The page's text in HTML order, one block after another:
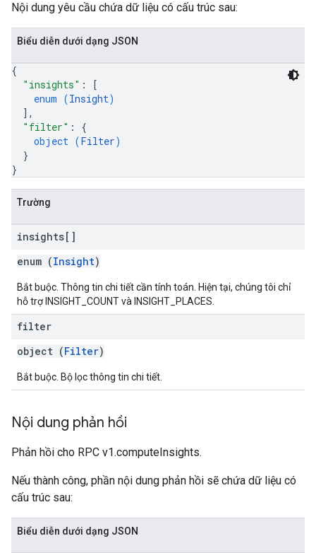
Nội dung yêu cầu chứa dữ liệu có cấu trúc sau:
Biểu diễn dưới dạng JSON
{
"insights" :
[
enum (Insight)
] ,
"filter" : {
object (Filter)
}
}
Trường
insights[]
enum (Insight)
Bắt buộc. Thông tin chi tiết cần tính toán. Hiện tại, chúng tôi chỉ
hỗ trợ INSIGHT_COUNT và INSIGHT_PLACES.
filter
object (Filter)
Bắt buộc. Bộ lọc thông tin chi tiết.
Nội dung phản hồi
Phản hồi cho RPC v1.computeInsights.
Nếu thành công, phần nội dung phản hồi sẽ chứa dữ liệu có
cấu trúc sau:
Biểu diễn dưới dạng JSON